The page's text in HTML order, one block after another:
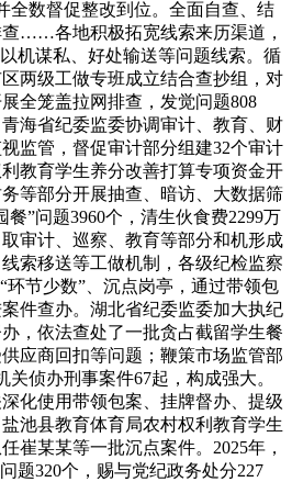
全数督促整改到位。全面自查、结
……各地积极拓宽线索来历渠道，
机谋私、好处输送等问题线索。循
两级工做专班成立结合查抄组，对
全笼盖拉网排查，发觉问题808
海省纪委监委协调审计、教育、财
监管，督促审计部分组建32个审计
教育学生养分改善打算专项资金开
等部分开展抽查、暗访、大数据筛
”问题3960个，清生伙食费2299万
审计、巡察、教育等部分和机形成
索移送等工做机制，各级纪检监察
环节少数”、沉点岗亭，通过带领包
件查办。湖北省纪委监委加大执纪
，依法查处了一批贪占截留学生餐
应商回扣等问题；鞭策市场监管部
关侦办刑事案件67起，构成强大。
化使用带领包案、挂牌督办、提级
池县教育体育局农村权利教育学生
崔某某等一批沉点案件。2025年，
题320个，赐与党纪政务处分227